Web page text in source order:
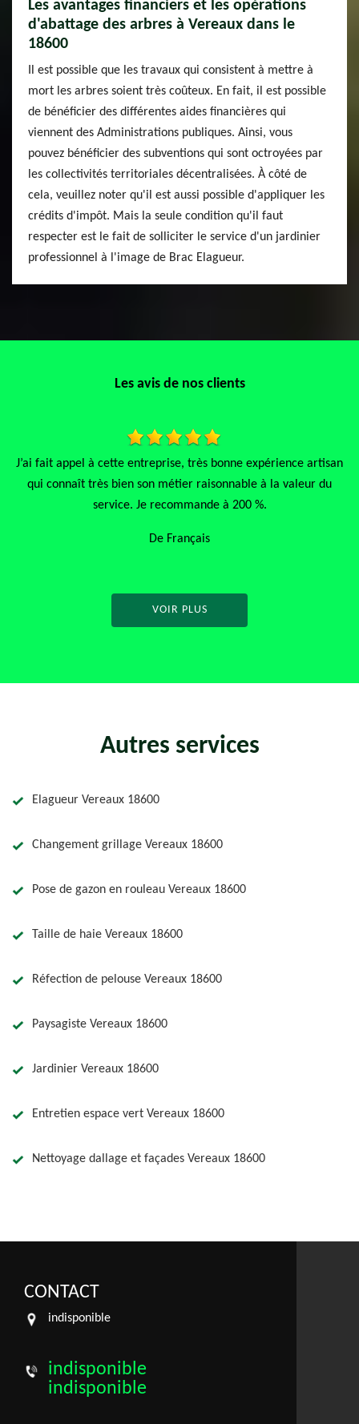
Les avantages financiers et les opérations
d'abattage des arbres à Vereaux dans le
18600
Il est possible que les travaux qui consistent à mettre à
mort les arbres soient très coûteux. En fait, il est possible
de bénéficier des différentes aides financières qui
viennent des Administrations publiques. Ainsi, vous
pouvez bénéficier des subventions qui sont octroyées par
les collectivités territoriales décentralisées. À côté de
cela, veuillez noter qu'il est aussi possible d'appliquer les
crédits d'impôt. Mais la seule condition qu'il faut
respecter est le fait de solliciter le service d'un jardinier
professionnel à l'image de Brac Elagueur.
Les avis de nos clients
expérience artisan
à la valeur du
Travail rapide soigné concientieux et
recommande vivement
VOIR PLUS
Autres services
Elagueur Vereaux 18600
Changement grillage Vereaux 18600
Pose de gazon en rouleau Vereaux 18600
Taille de haie Vereaux 18600
Réfection de pelouse Vereaux 18600
Paysagiste Vereaux 18600
Jardinier Vereaux 18600
Entretien espace vert Vereaux 18600
Nettoyage dallage et façades Vereaux 18600
CONTACT
indisponible
indisponible
indisponible